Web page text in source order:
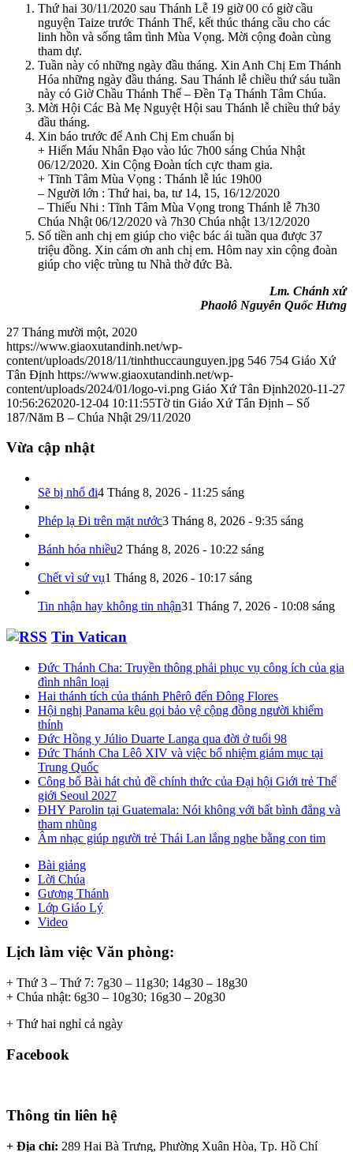
Thứ hai 30/11/2020 sau Thánh Lễ 19 giờ 00 có giờ cầu
nguyện Taize trước Thánh Thể, kết thúc tháng cầu cho các
linh hồn và sống tâm tình Mùa Vọng. Mời cộng đoàn cùng
tham dự.
Tuần này có những ngày đầu tháng. Xin Anh Chị Em Thánh
Hóa những ngày đầu tháng. Sau Thánh lễ chiều thứ sáu tuần
này có Giờ Chầu Thánh Thể – Đền Tạ Thánh Tâm Chúa.
Mời Hội Các Bà Mẹ Nguyệt Hội sau Thánh lễ chiều thứ bảy
đầu tháng.
Xin báo trước để Anh Chị Em chuẩn bị
+ Hiến Máu Nhân Đạo vào lúc 7h00 sáng Chúa Nhật
06/12/2020. Xin Cộng Đoàn tích cực tham gia.
+ Tĩnh Tâm Mùa Vọng : Thánh lễ lúc 19h00
– Người lớn : Thứ hai, ba, tư 14, 15, 16/12/2020
– Thiếu Nhi : Tĩnh Tâm Mùa Vọng trong Thánh lễ 7h30
Chúa Nhật 06/12/2020 và 7h30 Chúa nhật 13/12/2020
Số tiền anh chị em giúp cho việc bác ái tuần qua được 37
triệu đồng. Xin cám ơn anh chị em. Hôm nay xin cộng đoàn
giúp cho việc trùng tu Nhà thờ đức Bà.
Lm. Chánh xứ
Phaolô Nguyễn Quốc Hưng
27 Tháng mười một, 2020
https://www.giaoxutandinh.net/wp-
content/uploads/2018/11/tinhthuccaunguyen.jpg 546 754 Giáo Xứ
Tân Định https://www.giaoxutandinh.net/wp-
content/uploads/2024/01/logo-vi.png Giáo Xứ Tân Định2020-11-27
10:56:262020-12-04 10:11:55Tờ tin Giáo Xứ Tân Định – Số
187/Năm B – Chúa Nhật 29/11/2020
Vừa cập nhật
Sẽ bị nhổ đi4 Tháng 8, 2026 - 11:25 sáng
Phép lạ Đi trên mặt nước3 Tháng 8, 2026 - 9:35 sáng
Bánh hóa nhiều2 Tháng 8, 2026 - 10:22 sáng
Chết vì sứ vụ1 Tháng 8, 2026 - 10:17 sáng
Tin nhận hay không tin nhận31 Tháng 7, 2026 - 10:08 sáng
Tin Vatican
Đức Thánh Cha: Truyền thông phải phục vụ công ích của gia
đình nhân loại
Hai thánh tích của thánh Phêrô đến Đông Flores
Hội nghị Panama kêu gọi bảo vệ cộng đồng người khiếm
thính
Đức Hồng y Júlio Duarte Langa qua đời ở tuổi 98
Đức Thánh Cha Lêô XIV và việc bổ nhiệm giám mục tại
Trung Quốc
Công bố Bài hát chủ đề chính thức của Đại hội Giới trẻ Thế
giới Seoul 2027
ĐHY Parolin tại Guatemala: Nói không với bất bình đẳng và
tham nhũng
Âm nhạc giúp người trẻ Thái Lan lắng nghe bằng con tim
Bài giảng
Lời Chúa
Gương Thánh
Lớp Giáo Lý
Video
Lịch làm việc Văn phòng:
+ Thứ 3 – Thứ 7: 7g30 – 11g30; 14g30 – 18g30
+ Chúa nhật: 6g30 – 10g30; 16g30 – 20g30
+ Thứ hai nghỉ cả ngày
Facebook
Thông tin liên hệ
+ Địa chỉ: 289 Hai Bà Trưng, Phường Xuân Hòa, Tp. Hồ Chí